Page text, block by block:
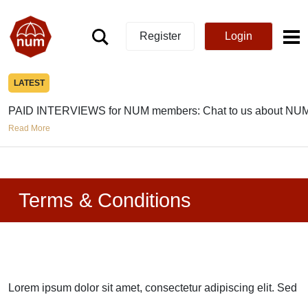
Register Login
LATEST
PAID INTERVIEWS for NUM members: Chat to us about
Read More
Terms & Conditions
Lorem ipsum dolor sit amet, consectetur adipiscing elit. Sed